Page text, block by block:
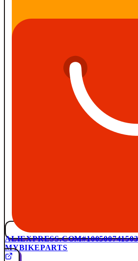
ALIEXPRESS.COM
MYBIKEPARTS